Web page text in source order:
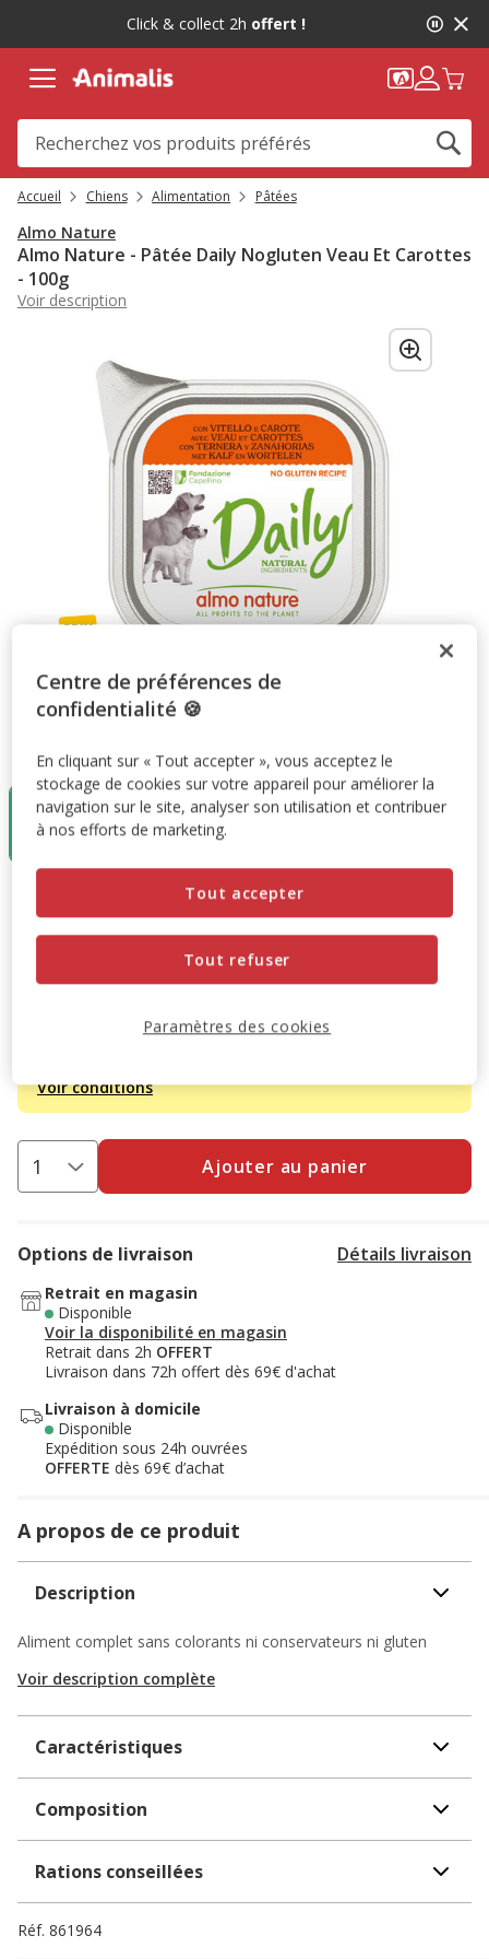
message,
Click & collect 2h offert !
Accueil Chiens Alimentation Pâtées
Almo Nature
Almo Nature - Pâtée Daily Nogluten Veau Et Carottes
- 100g
Voir description
Taille: 100g
100g
6+1 offert
1.29€
(12.90€ / kg)
Promotion disponible
l'ajout de 7 produits au panier.Offre valable sur une
Voir conditions
Prix 1.29€, 12.90 EUR par kg
Ajouter au panier
Options de livraison Détails livraison
Retrait en magasin
Disponible
Voir la disponibilité en magasin
Retrait dans 2h OFFERT
Livraison dans 72h offert dès 69€ d'achat
Livraison à domicile
Disponible
Expédition sous 24h ouvrées
OFFERTE dès 69€ d’achat
A propos de ce produit
Description
Aliment complet sans colorants ni conservateurs ni gluten
Voir description complète
Caractéristiques
Composition
Rations conseillées
Réf. 861964
Centre de préférences de
confidentialité 🍪
En cliquant sur « Tout accepter », vous acceptez le
stockage de cookies sur votre appareil pour améliorer la
navigation sur le site, analyser son utilisation et contribuer
à nos efforts de marketing.
Tout refuser
Tout accepter
Paramètres des cookies